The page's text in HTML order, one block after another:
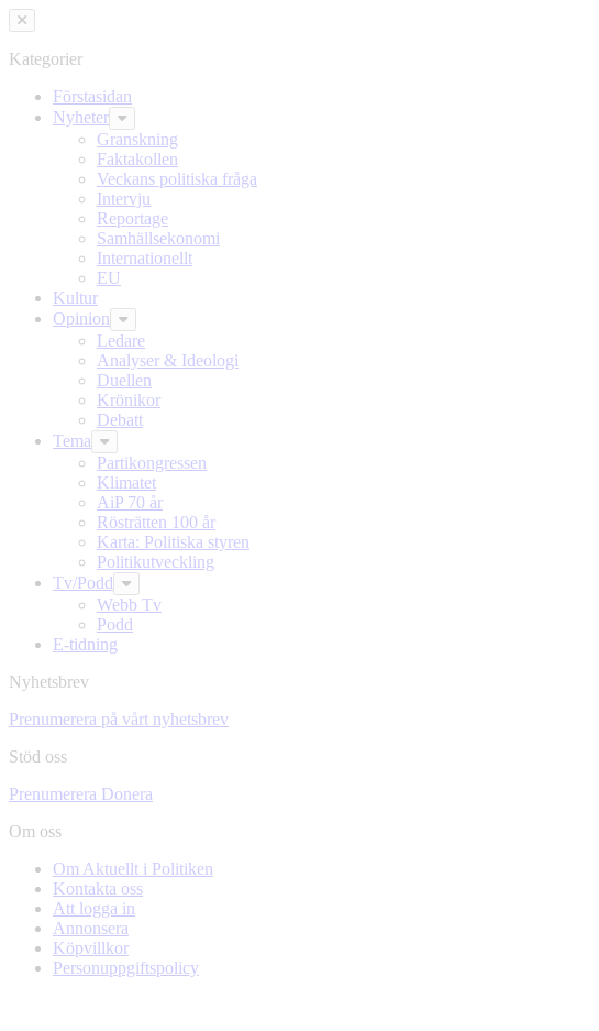
Hoppa
till
innehållet
Hoppa
till
headern
Kategorier
Förstasidan
Nyheter
Granskning
Faktakollen
Veckans politiska fråga
Intervju
Reportage
Samhällsekonomi
Internationellt
EU
Kultur
Opinion
Ledare
Analyser & Ideologi
Duellen
Krönikor
Debatt
Tema
Partikongressen
Klimatet
AiP 70 år
Rösträtten 100 år
Karta: Politiska styren
Politikutveckling
Tv/Podd
Webb Tv
Podd
E-tidning
Nyhetsbrev
Prenumerera på vårt nyhetsbrev
Stöd oss
Prenumerera Donera
Om oss
Om Aktuellt i Politiken
Kontakta oss
Att logga in
Annonsera
Köpvillkor
Personuppgiftspolicy